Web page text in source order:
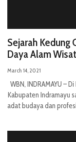
Sejarah Kedung
Daya Alam
March 14, 2021
WBN, INDRAMAYU –
Kabupaten Indramayu
adat budaya dan